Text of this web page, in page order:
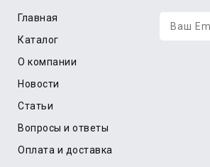
Главная
Каталог
О компании
Новости
Статьи
Вопросы и ответы
Оплата и доставка